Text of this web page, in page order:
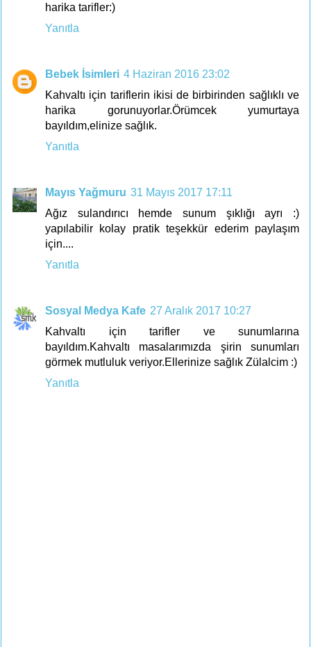
harika tarifler:)
Yanıtla
Bebek İsimleri 4 Haziran 2016 23:02
Kahvaltı için tariflerin ikisi de birbirinden sağlıklı ve
harika gorunuyorlar.Örümcek yumurtaya
bayıldım,elinize sağlık.
Yanıtla
Mayıs Yağmuru 31 Mayıs 2017 17:11
Ağız sulandırıcı hemde sunum şıklığı ayrı :)
yapılabilir kolay pratik teşekkür ederim paylaşım
için....
Yanıtla
Sosyal Medya Kafe 27 Aralık 2017 10:27
Kahvaltı için tarifler ve sunumlarına
bayıldım.Kahvaltı masalarımızda şirin sunumları
görmek mutluluk veriyor.Ellerinize sağlık Zülalcim :)
Yanıtla